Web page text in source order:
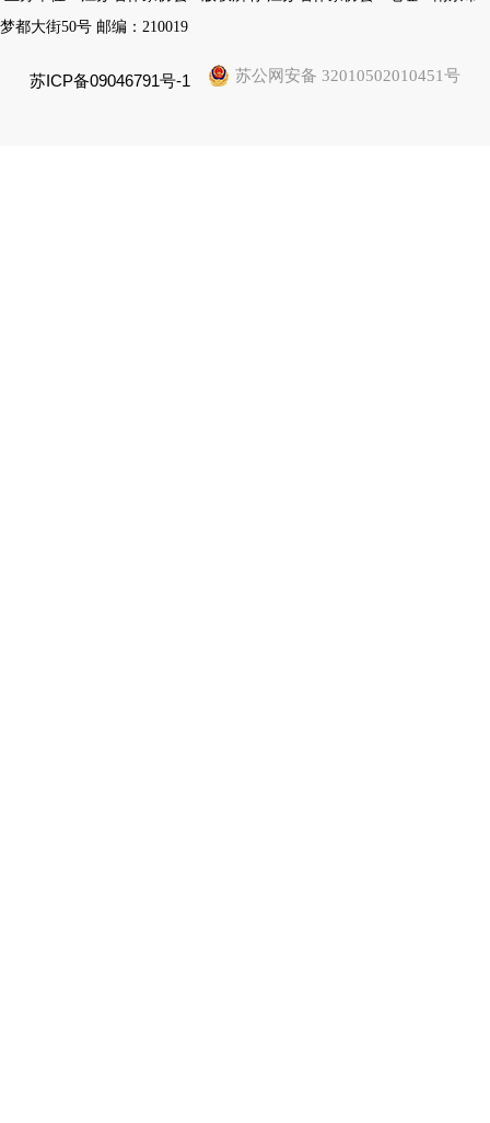
梦都大街50号 邮编：210019
苏ICP备09046791号-1 苏公网安备 32010502010451号